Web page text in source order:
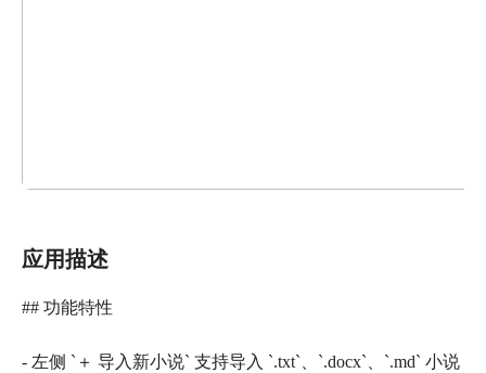
应用描述
## 功能特性
- 左侧 `＋ 导入新小说` 支持导入 `.txt`、`.docx`、`.md` 小说